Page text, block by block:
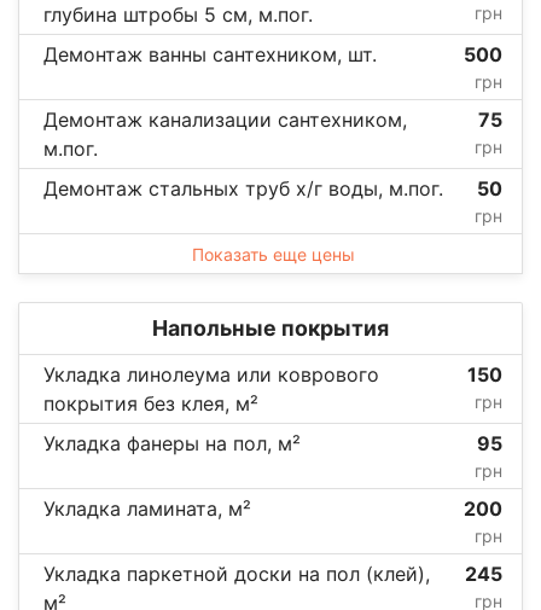
глубина штробы 5 см, м.пог.
грн
Демонтаж ванны сантехником, шт. 500
грн
Демонтаж канализации сантехником,
м.пог.
75
грн
Демонтаж стальных труб х/г воды, м.пог. 50
грн
Показать еще цены
Напольные покрытия
Укладка линолеума или коврового
покрытия без клея, м²
150
грн
Укладка фанеры на пол, м² 95
грн
Укладка ламината, м² 200
грн
Укладка паркетной доски на пол (клей),
м²
245
грн